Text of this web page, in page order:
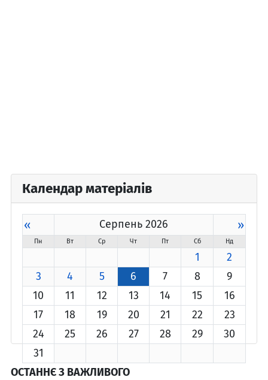
Календар матеріалів
« Серпень 2026 »
Пн Вт Ср Чт Пт Сб Нд
1
2
3
4 5 6 7 8
9
10
11 12 13 14 15
16
17
18 19 20 21 22
23
24
25 26 27 28 29
30
31
ОСТАННЄ З ВАЖЛИВОГО